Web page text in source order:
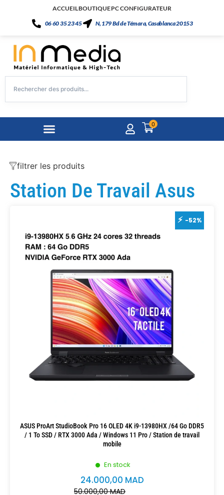
ACCUEILBOUTIQUEPC CONFIGURATEUR
06 60 35 23 45
N, 179 Bd de Témara, Casablanca 20153
0
filtrer les produits
Station De Travail Asus
-52%
En stock
ASUS ProArt StudioBook Pro 16 OLED 4K i9-13980HX /64 Go DDR5
/ 1 To SSD / RTX 3000 Ada / Windows 11 Pro / Station de travail
mobile
50.000,00MAD
24.000,00 MAD